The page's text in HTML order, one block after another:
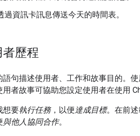
資訊卡訊息傳送今天的時間表。
歷程
句描述使用者、工作和故事目的。
者故事可協助您設定使用者在使用
想要執行任務，以便達成目標。在前
與他人協同合作。